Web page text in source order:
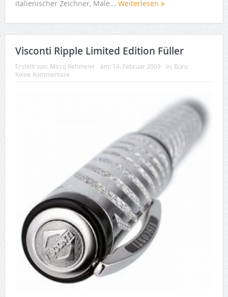
italienischer Zeichner, Male... Weiterlesen
Visconti Ripple Limited Edition Füller
Erstellt von: Mirco Rehmeier am: 14. Februar 2009 In: Büro
Keine Kommentare